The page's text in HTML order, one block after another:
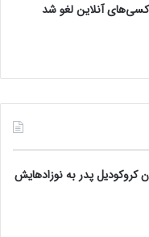
آنلاین لغو شد
کروکودیل پدر به نوزادهایش